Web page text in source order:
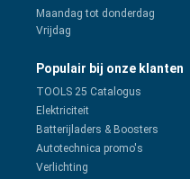
Maandag tot donderdag
Vrijdag
Populair bij onze klanten
TOOLS 25 Catalogus
Elektriciteit
Batterijladers & Boosters
Autotechnica promo's
Verlichting